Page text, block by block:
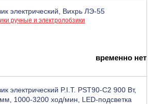
электрический, Вихрь ЛЭ-55
ручные и электролобзики
временно нет
электрический P.I.T. PST90-C2 900 Вт,
1000-3200 ход/мин, LED-подсветка